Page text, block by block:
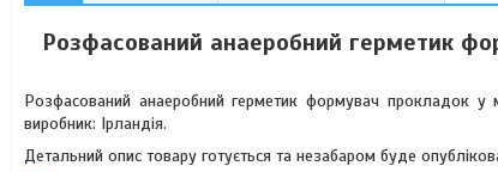
Розфасований анаеробний герметик
Розфасований анаеробний герметик формувач прокладок
виробник: Ірландія.
Детальний опис товару готується та незабаром буде